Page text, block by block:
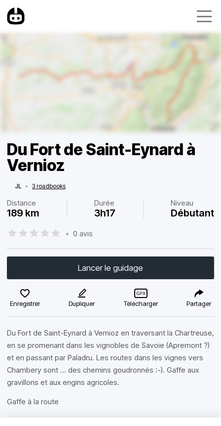
Du Fort de Saint-Eynard à
Vernioz
JL • 3 roadbooks
Distance
189 km
Durée
3h17
Niveau
Débutant
• 0 avis
Lancer le guidage
Enregistrer Dupliquer Télécharger Partager
Du Fort de Saint-Eynard à Vernioz en traversant la Chartreuse,
en se promenant dans les vignobles de Savoie (Apremont ?)
et en passant par Paladru. Les routes dans les vignes vers
Chambery sont ... des chemins goudronnés :-). Gaffe aux
gravillons et aux engins agricoles.
Gaffe à la route